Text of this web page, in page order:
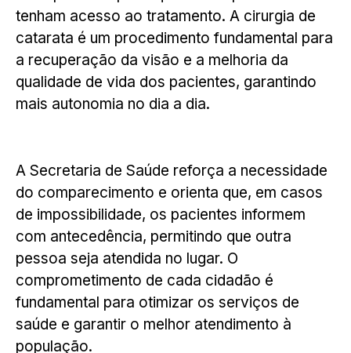
tenham acesso ao tratamento. A cirurgia de
catarata é um procedimento fundamental para
a recuperação da visão e a melhoria da
qualidade de vida dos pacientes, garantindo
mais autonomia no dia a dia.
A Secretaria de Saúde reforça a necessidade
do comparecimento e orienta que, em casos
de impossibilidade, os pacientes informem
com antecedência, permitindo que outra
pessoa seja atendida no lugar. O
comprometimento de cada cidadão é
fundamental para otimizar os serviços de
saúde e garantir o melhor atendimento à
população.